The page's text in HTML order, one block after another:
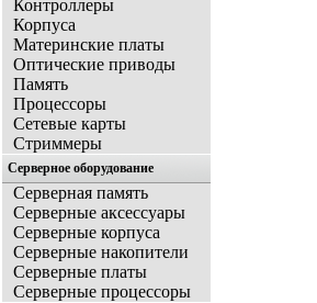
Контроллеры
Корпуса
Материнские платы
Оптические приводы
Память
Процессоры
Сетевые карты
Стриммеры
Серверное оборудование
Серверная память
Серверные аксессуары
Серверные корпуса
Серверные накопители
Серверные платы
Серверные процессоры